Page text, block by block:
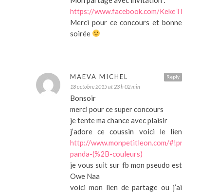
https://www.facebook.com/KekeTim2012/
Merci pour ce concours et bonne
soirée
Reply
MAEVA MICHEL
18 octobre 2015 at 23 h 02 min
Bonsoir
merci pour ce super concours
je tente ma chance avec plaisir
j’adore ce coussin voici le lien
http://www.monpetitleon.com/#!product/
panda-(%2B-couleurs)
je vous suit sur fb mon pseudo est
Owe Naa
voici mon lien de partage ou j’ai